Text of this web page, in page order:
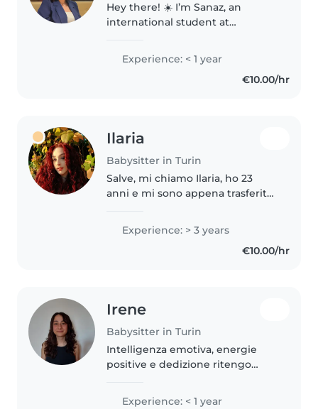
Hey there! ☀️ I’m Sanaz, an
international student at
energetic, friendly, and love
spending time with kids —
playing games, drawing, or just
Experience: < 1 year
€10.00/hr
Ilaria
Babysitter in Turin
Salve, mi chiamo Ilaria, ho 23
anni e mi sono appena trasferita
anni ho vissuto a Milano, dove ho
lavorato principalmente come
Experience: > 3 years
€10.00/hr
Irene
Babysitter in Turin
Intelligenza emotiva, energie
positive e dedizione ritengo
descrivermi. La predisposizione
Experience: < 1 year